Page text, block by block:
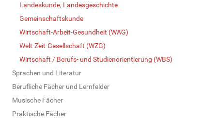
Landeskunde, Landesgeschichte
Gemeinschaftskunde
Wirtschaft-Arbeit-Gesundheit (WAG)
Welt-Zeit-Gesellschaft (WZG)
Wirtschaft / Berufs- und Studienorientierung (WBS)
Sprachen und Literatur
Berufliche Fächer und Lernfelder
Musische Fächer
Praktische Fächer